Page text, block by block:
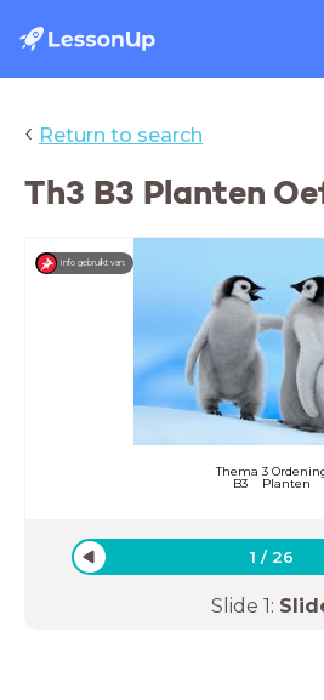
‹ Return to search
Th3 B3 Planten
Thema 3
B3 Planten
Info gebruikt van:
1 /26
Slide 1: